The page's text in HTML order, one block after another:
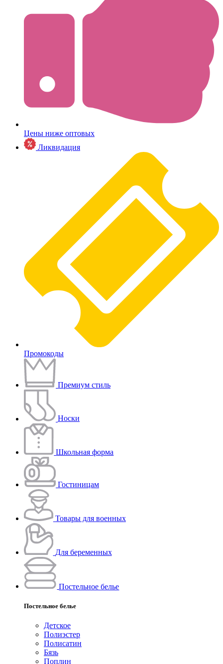
Цены ниже оптовых
Ликвидация
Промокоды
Премиум стиль
Носки
Школьная форма
Гостиницам
Товары для военных
Для беременных
Постельное белье
Постельное белье
Детское
Полиэстeр
Полисатин
Бязь
Поплин